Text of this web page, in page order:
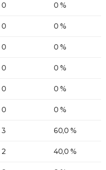
0 0 %
0 0 %
0 0 %
0 0 %
0 0 %
0 0 %
3 60,0 %
2 40,0 %